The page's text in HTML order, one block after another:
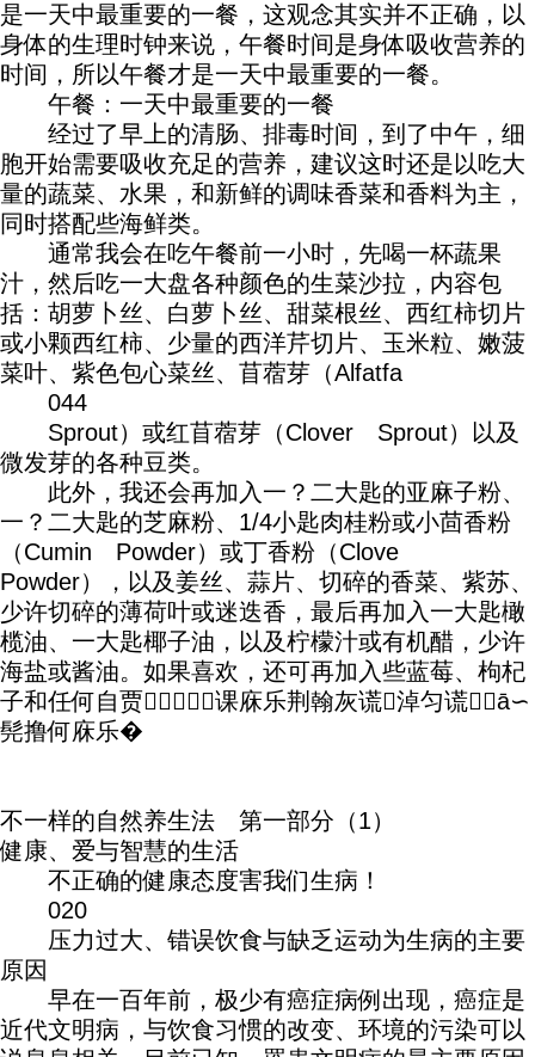
是一天中最重要的一餐，这观念其实并不正确，以
身体的生理时钟来说，午餐时间是身体吸收营养的
时间，所以午餐才是一天中最重要的一餐。
午餐：一天中最重要的一餐
经过了早上的清肠、排毒时间，到了中午，细
胞开始需要吸收充足的营养，建议这时还是以吃大
量的蔬菜、水果，和新鲜的调味香菜和香料为主，
同时搭配些海鲜类。
通常我会在吃午餐前一小时，先喝一杯蔬果
汁，然后吃一大盘各种颜色的生菜沙拉，内容包
括：胡萝卜丝、白萝卜丝、甜菜根丝、西红柿切片
或小颗西红柿、少量的西洋芹切片、玉米粒、嫩菠
菜叶、紫色包心菜丝、苜蓿芽（Alfatfa
044
Sprout）或红苜蓿芽（Clover Sprout）以及
微发芽的各种豆类。
此外，我还会再加入一？二大匙的亚麻子粉、
一？二大匙的芝麻粉、1/4小匙肉桂粉或小茴香粉
（Cumin Powder）或丁香粉（Clove
Powder），以及姜丝、蒜片、切碎的香菜、紫苏、
少许切碎的薄荷叶或迷迭香，最后再加入一大匙橄
榄油、一大匙椰子油，以及柠檬汁或有机醋，少许
海盐或酱油。如果喜欢，还可再加入些蓝莓、枸杞
子和任何自贾┦课庥乐荆翰灰谎淖匀谎ā∽
髡撸何庥乐�
不一样的自然养生法 第一部分（1）
健康、爱与智慧的生活
不正确的健康态度害我们生病！
020
压力过大、错误饮食与缺乏运动为生病的主要
原因
早在一百年前，极少有癌症病例出现，癌症是
近代文明病，与饮食习惯的改变、环境的污染可以